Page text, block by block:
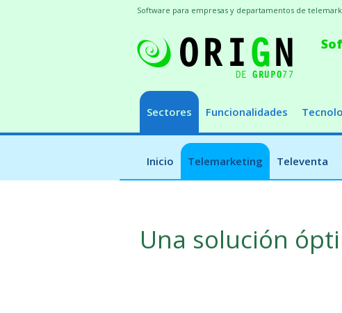
Sectores Funcionalidades
Inicio Telemarketing Televenta
Software para empresas y departamentos de
Una solución